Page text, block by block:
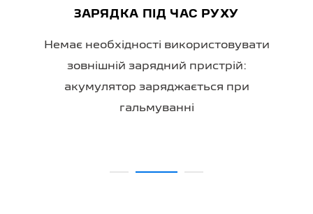
ЗАРЯДКА ПІД ЧАС РУХУ
Немає необхідності використовувати
зовнішній зарядний пристрій:
акумулятор заряджається при
гальмуванні